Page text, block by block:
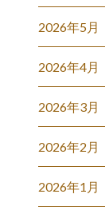
2026年5月
2026年4月
2026年3月
2026年2月
2026年1月